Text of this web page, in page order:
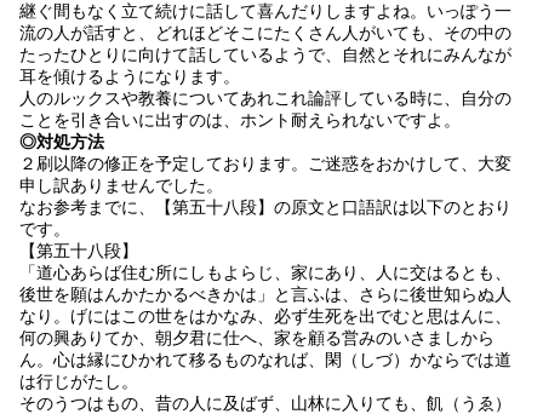
継ぐ間もなく立て続けに話して喜んだりしますよね。いっぽう一
流の人が話すと、どれほどそこにたくさん人がいても、その中の
たったひとりに向けて話しているようで、自然とそれにみんなが
耳を傾けるようになります。
人のルックスや教養についてあれこれ論評している時に、自分の
ことを引き合いに出すのは、ホント耐えられないですよ。
◎対処方法
２刷以降の修正を予定しております。ご迷惑をおかけして、大変
申し訳ありませんでした。
なお参考までに、【第五十八段】の原文と口語訳は以下のとおり
です。
【第五十八段】
「道心あらば住む所にしもよらじ、家にあり、人に交はるとも、
後世を願はんかたかるべきかは」と言ふは、さらに後世知らぬ人
なり。げにはこの世をはかなみ、必ず生死を出でむと思はんに、
何の興ありてか、朝夕君に仕へ、家を顧る営みのいさましから
ん。心は縁にひかれて移るものなれば、閑（しづ）かならでは道
は行じがたし。
そのうつはもの、昔の人に及ばず、山林に入りても、飢（うゑ）